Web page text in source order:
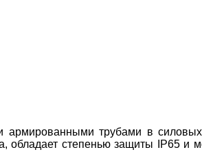
армированными трубами в
обладает степенью защиты IP65 и